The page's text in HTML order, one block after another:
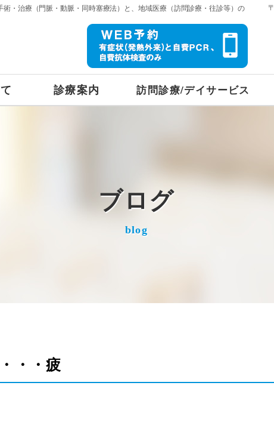
・治療（門脈・動脈・同時塞療法）と、地域医療（訪問診療・往診等）の
診療案内 訪問診療/デイサービス
ブログ
blog
・・疲